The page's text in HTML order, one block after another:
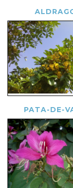
PATA-DE-